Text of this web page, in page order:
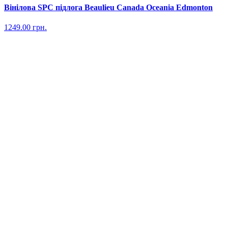
Вінілова SPC підлога Beaulieu Canada Oceania Edmonton
1249.00 грн.